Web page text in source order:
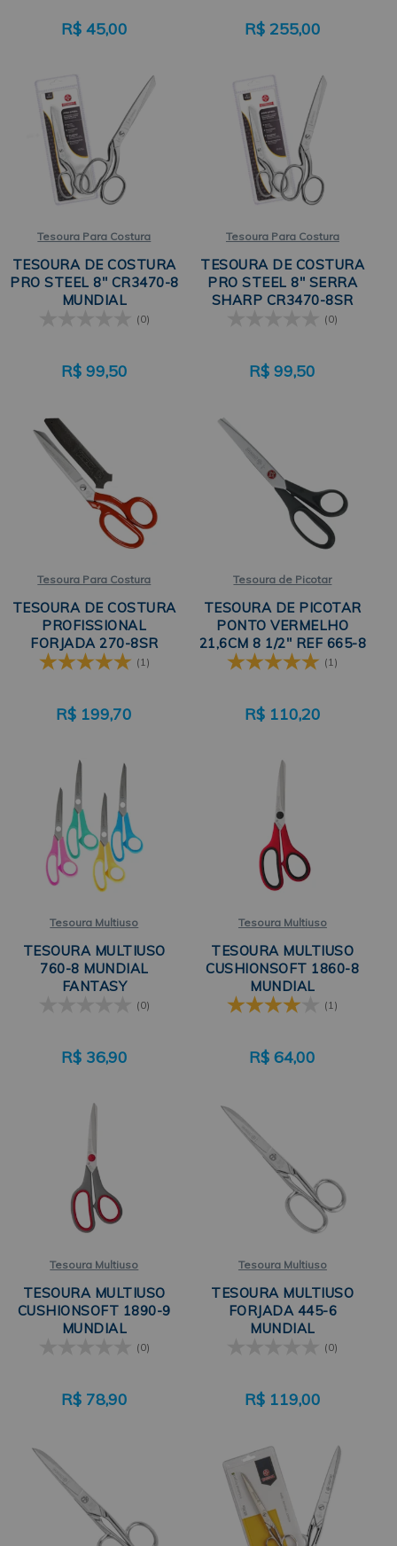
R$ 45,00 R$ 255,00
Tesoura Para Costura
TESOURA DE COSTURA
PRO STEEL 8" CR3470-8
MUNDIAL
(0)
R$ 99,50
Tesoura Para Costura
TESOURA DE COSTURA
PRO STEEL 8" SERRA
SHARP CR3470-8SR
(0)
R$ 99,50
Tesoura Para Costura
TESOURA DE COSTURA
PROFISSIONAL
FORJADA 270-8SR
MUNDIAL
(1)
R$ 199,70
Tesoura de Picotar
TESOURA DE PICOTAR
PONTO VERMELHO
21,6CM 8 1/2" REF 665-8
MUNDIAL
(1)
R$ 110,20
Tesoura Multiuso
TESOURA MULTIUSO
760-8 MUNDIAL
FANTASY
(0)
R$ 36,90
Tesoura Multiuso
TESOURA MULTIUSO
CUSHIONSOFT 1860-8
MUNDIAL
(1)
R$ 64,00
Tesoura Multiuso
TESOURA MULTIUSO
CUSHIONSOFT 1890-9
MUNDIAL
(0)
R$ 78,90
Tesoura Multiuso
TESOURA MULTIUSO
FORJADA 445-6
MUNDIAL
(0)
R$ 119,00